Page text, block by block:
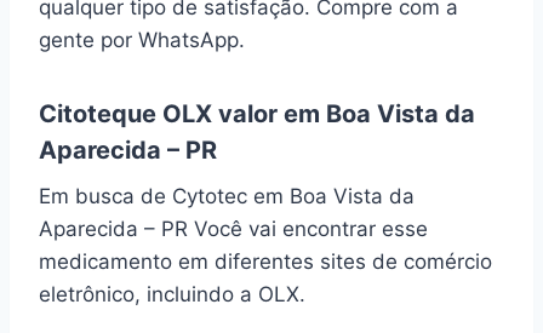
qualquer tipo de satisfação. Compre com a
gente por WhatsApp.
Citoteque OLX valor em Boa Vista da
Aparecida – PR
Em busca de Cytotec em Boa Vista da
Aparecida – PR Você vai encontrar esse
medicamento em diferentes sites de comércio
eletrônico, incluindo a OLX.